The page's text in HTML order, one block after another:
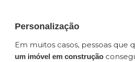
Personalização
Em muitos casos, pessoas que
um imóvel em construção